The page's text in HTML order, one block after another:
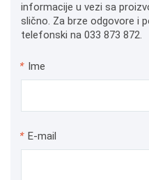
informacije u vezi sa
slično. Za brze odgovore i
telefonski na 033 873 872.
* Ime
* E-mail